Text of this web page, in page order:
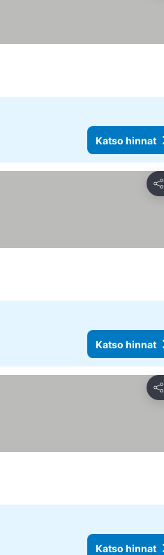
Katso hinnat
Jaa
Katso hinnat
Jaa
Katso hinnat